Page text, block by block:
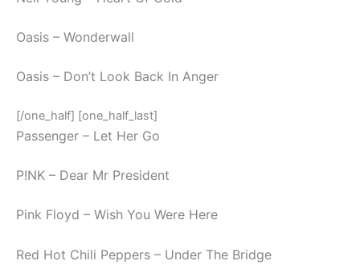
Oasis – Wonderwall
Oasis – Don’t Look Back In Anger
[/one_half] [one_half_last]
Passenger – Let Her Go
P!NK – Dear Mr President
Pink Floyd – Wish You Were Here
Red Hot Chili Peppers – Under The Bridge